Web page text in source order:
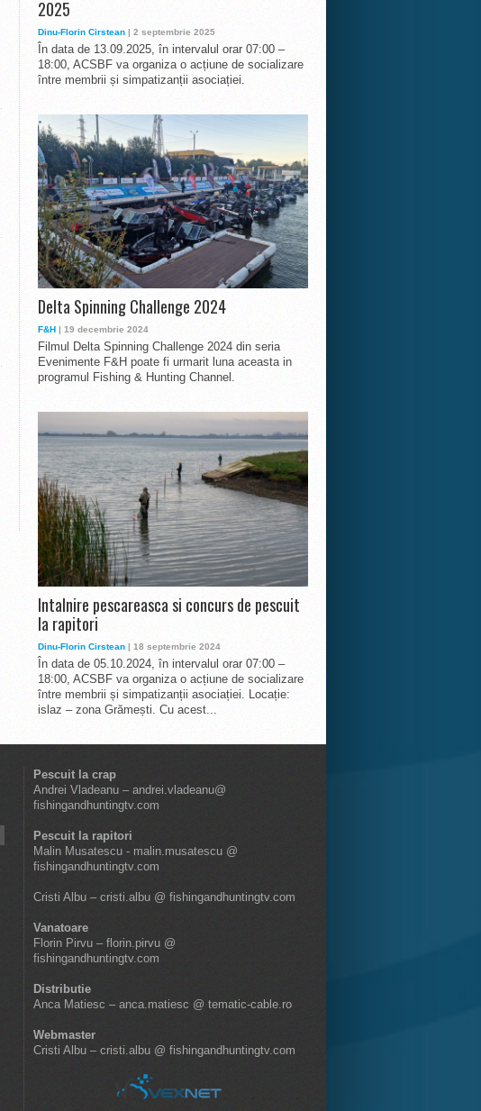
2025
Dinu-Florin Cirstean | 2 septembrie 2025
În data de 13.09.2025, în intervalul orar 07:00 –
18:00, ACSBF va organiza o acțiune de socializare
între membrii și simpatizanții asociației.
Delta Spinning Challenge 2024
F&H | 19 decembrie 2024
Filmul Delta Spinning Challenge 2024 din seria
Evenimente F&H poate fi urmarit luna aceasta in
programul Fishing & Hunting Channel.
Intalnire pescareasca si concurs de pescuit
la rapitori
Dinu-Florin Cirstean | 18 septembrie 2024
În data de 05.10.2024, în intervalul orar 07:00 –
18:00, ACSBF va organiza o acțiune de socializare
între membrii și simpatizanții asociației. Locație:
islaz – zona Grămești. Cu acest...
Pescuit la crap
Andrei Vladeanu – andrei.vladeanu@
fishingandhuntingtv.com
Pescuit la rapitori
Malin Musatescu - malin.musatescu @
fishingandhuntingtv.com
Cristi Albu – cristi.albu @ fishingandhuntingtv.com
Vanatoare
Florin Pirvu – florin.pirvu @
fishingandhuntingtv.com
Distributie
Anca Matiesc – anca.matiesc @ tematic-cable.ro
Webmaster
Cristi Albu – cristi.albu @ fishingandhuntingtv.com